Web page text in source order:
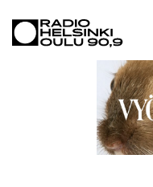
TEKIJÄT
ON-